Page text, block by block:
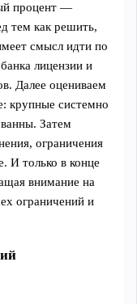
процент —
тем как решить,
смысл идти по
лицензии и
Далее оцениваем
крупные системно
Затем
ограничения
И только в конце
внимание на
ограничений и